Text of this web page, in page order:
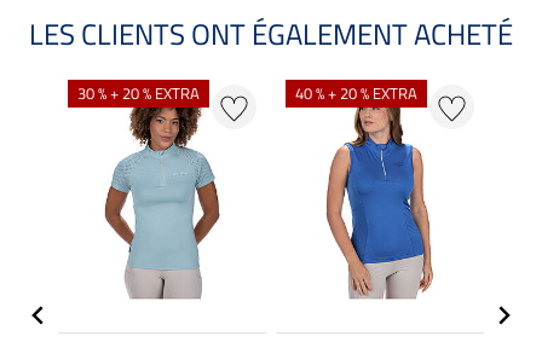
LES CLIENTS ONT ÉGALEMENT ACHETÉ
30 % + 20 % EXTRA 40 % + 20 % EXTRA